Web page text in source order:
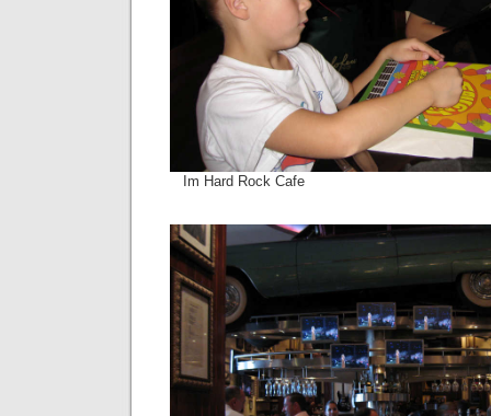
Im Hard Rock Cafe